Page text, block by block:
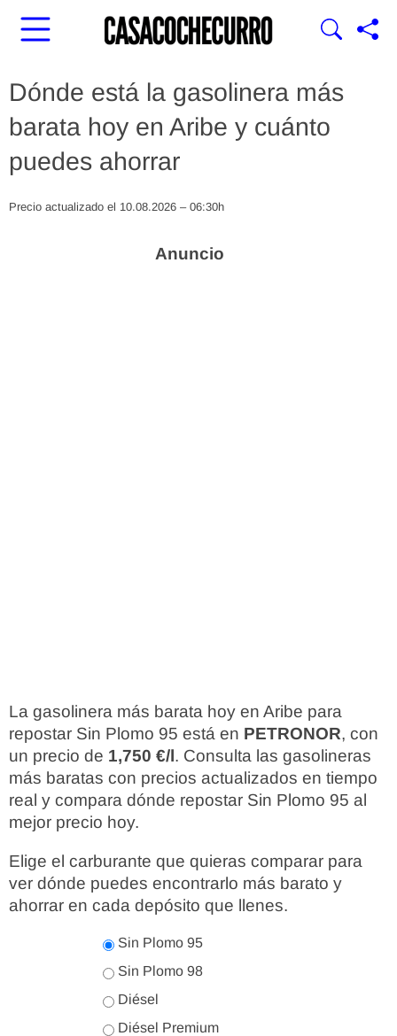
Dónde está la gasolinera más
barata hoy en Aribe y cuánto
puedes ahorrar
Precio actualizado el 10.08.2026 – 06:30h
La gasolinera más barata hoy en Aribe para
repostar Sin Plomo 95 está en PETRONOR, con
un precio de 1,750 €/l. Consulta las gasolineras
más baratas con precios actualizados en tiempo
real y compara dónde repostar Sin Plomo 95 al
mejor precio hoy.
Elige el carburante que quieras comparar para
ver dónde puedes encontrarlo más barato y
ahorrar en cada depósito que llenes.
Sin Plomo 95
Sin Plomo 98
Diésel
Diésel Premium